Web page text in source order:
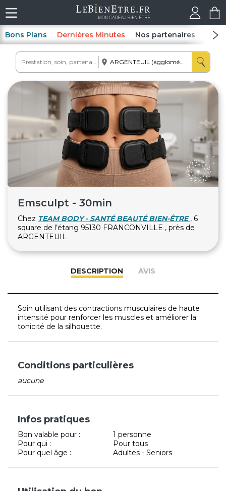
Bons Plans Dernières Minutes Nos partenaires Spas
Emsculpt - 30min
Chez TEAM BODY - SANTÉ BEAUTÉ BIEN-ÊTRE , 6
square de l’étang 95130 FRANCONVILLE , près de
ARGENTEUIL
DESCRIPTION AVIS
Soin utilisant des contractions musculaires de haute
intensité pour renforcer les muscles et améliorer la
tonicité de la silhouette.
Conditions particulières
aucune
Infos pratiques
Bon valable pour :
1 personne
Pour qui :
Pour tous
Pour quel âge :
Adultes - Seniors